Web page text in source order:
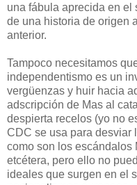
una fábula aprecida en
de una historia de origen
anterior.
Tampoco necesitamos
independentismo es un
vergüenzas y huir hacia
adscripción de Mas al
despierta recelos (yo no
CDC se usa para desviar
como son los escándalos
etcétera, pero ello no
ideales que surgen en el